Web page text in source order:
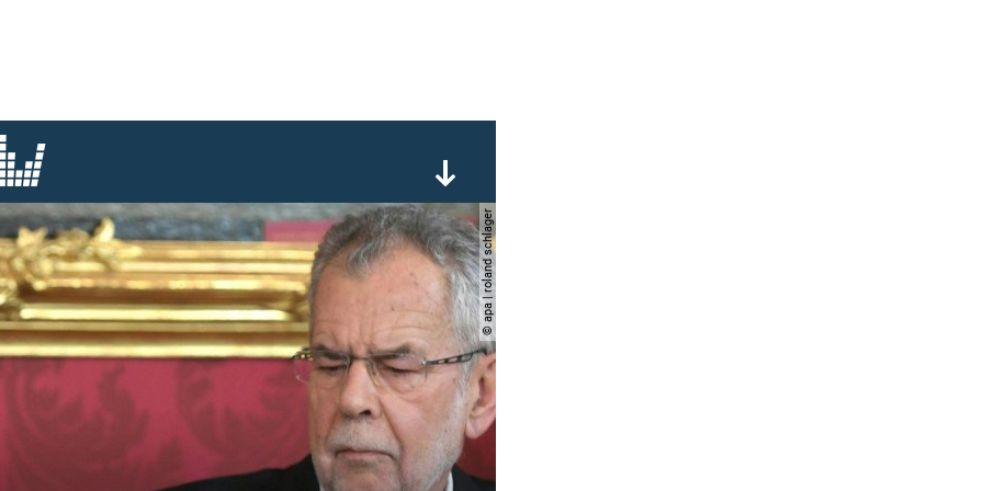
© apa | roland schlager